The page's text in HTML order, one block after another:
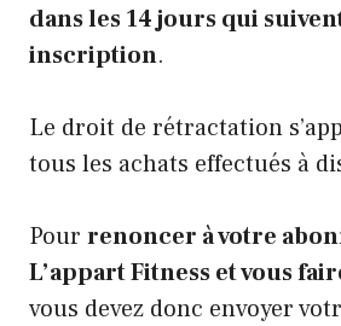
dans les 14 jours qui
inscription.
Le droit de rétractation
tous les achats effectués à
Pour renoncer à votre
L’appart Fitness et vous
vous devez donc envoyer